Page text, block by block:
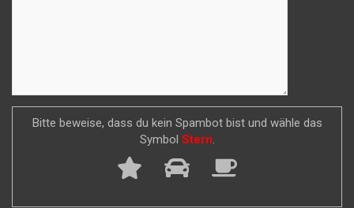
Bitte beweise, dass du kein Spambot bist und wähle das
Symbol Stern.